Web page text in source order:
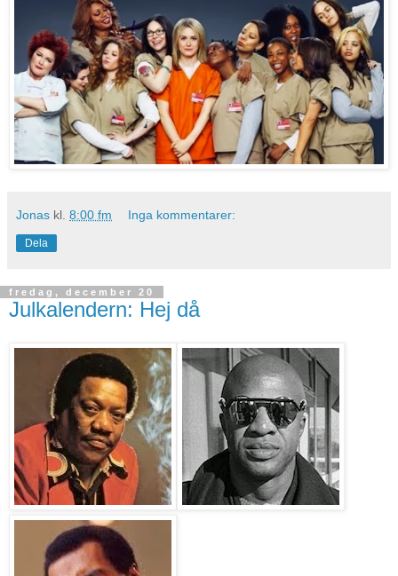
Jonas kl. 8:00 fm Inga kommentarer:
Dela
fredag, december 20
Julkalendern: Hej då